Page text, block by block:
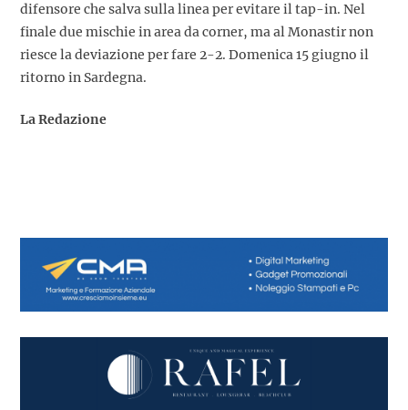
difensore che salva sulla linea per evitare il tap-in. Nel
finale due mischie in area da corner, ma al Monastir non
riesce la deviazione per fare 2-2. Domenica 15 giugno il
ritorno in Sardegna.
La Redazione